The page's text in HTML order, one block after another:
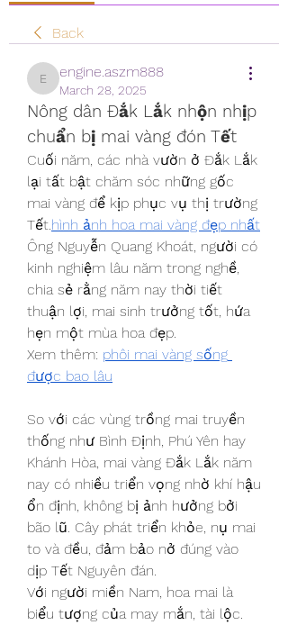
Back
engine.aszm888
engine.aszm888
March 28, 2025
Nông dân Đắk Lắk nhộn nhịp
chuẩn bị mai vàng đón Tết
Cuối năm, các nhà vườn ở Đắk Lắk
lại tất bật chăm sóc những gốc
mai vàng để kịp phục vụ thị trường
Tết. hình ảnh hoa mai vàng đẹp nhất
Ông Nguyễn Quang Khoát, người có
kinh nghiệm lâu năm trong nghề,
chia sẻ rằng năm nay thời tiết
thuận lợi, mai sinh trưởng tốt, hứa
hẹn một mùa hoa đẹp.
Xem thêm: phôi mai vàng sống
được bao lâu
So với các vùng trồng mai truyền
thống như Bình Định, Phú Yên hay
Khánh Hòa, mai vàng Đắk Lắk năm
nay có nhiều triển vọng nhờ khí hậu
ổn định, không bị ảnh hưởng bởi
bão lũ. Cây phát triển khỏe, nụ mai
to và đều, đảm bảo nở đúng vào
dịp Tết Nguyên đán.
Với người miền Nam, hoa mai là
biểu tượng của may mắn, tài lộc.